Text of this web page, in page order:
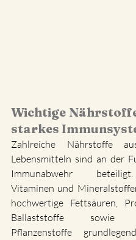
Wichtige
starkes
Zahlreiche Nährstoffe
Lebensmitteln sind an der
Immunabwehr
Vitaminen und
hochwertige Fettsäuren,
Ballaststoffe sowie
Pflanzenstoffe